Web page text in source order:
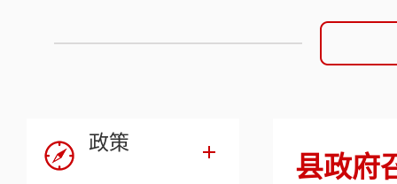
政策
县政府